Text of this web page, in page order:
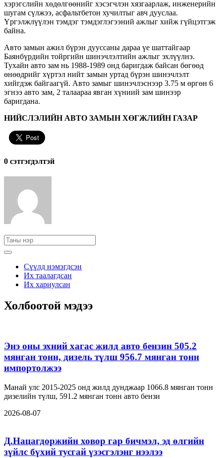
хэрэгслийн хөдөлгөөнийг хэсэгчлэн хязгаарлаж, инженерийн
шугам сүлжээ, асфальтбетон хучилтыг авч дууслаа.
Үргэлжлүүлэн тэмдэг тэмдэглэгээний ажлыг хийж гүйцэтгэж
байна.
Авто замын ажил бүрэн дууссаны дараа үе шаттайгаар
Баянбүрдийн тойргийн шинэчлэлтийн ажлыг эхлүүлнэ.
Тухайн авто зам нь 1988-1989 онд баригдаж байсан бөгөөд
өнөөдрийг хүртэл нийт замын уртад бүрэн шинэчлэлт
хийгдэж байгаагүй. Авто замыг шинэчлэснээр 3.75 м өргөн 6
эгнээ авто зам, 2 талаараа явган хүниий зам шинээр
баригдана.
НИЙСЛЭЛИЙН АВТО ЗАМЫН ХӨГЖЛИЙН ГАЗАР
0 cэтгэгдэлтэй
Сүүлд нэмэгдсэн
Их таалагдсан
Их хариулсан
Холбоотой мэдээ
Энэ оны эхний хагас жилд авто бензин 505.2
мянган тонн, дизель түлш 956.7 мянган тонн
импортолжээ
Манай улс 2015-2025 онд жилд дунджаар 1066.8 мянган тонн
дизелийн түлш, 591.2 мянган тонн авто бензи
2026-08-07
Д.Нацагдоржийн ховор гар бичмэл, эд өлгийн
зүйлс бүхий тусгай үзэсгэлэнг нээлээ